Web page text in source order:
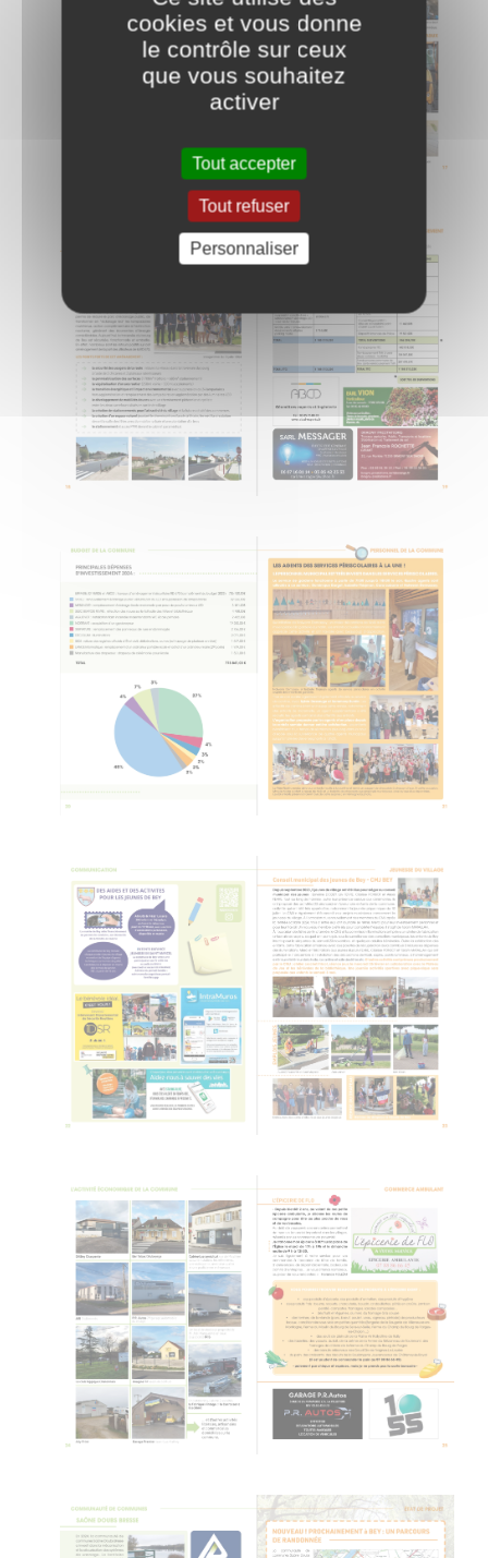
cookies et vous donne
le contrôle sur ceux
que vous souhaitez
activer
Tout accepter
Tout refuser
Personnaliser